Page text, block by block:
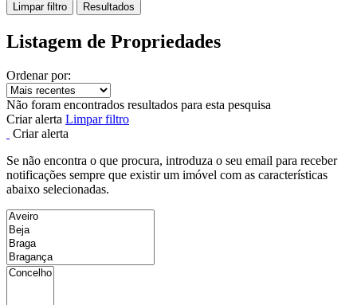
Limpar filtro Resultados
Listagem de Propriedades
Ordenar por:
Não foram encontrados resultados para esta pesquisa
Criar alerta Limpar filtro
Criar alerta
Se não encontra o que procura, introduza o seu email para receber
notificações sempre que existir um imóvel com as características
abaixo selecionadas.